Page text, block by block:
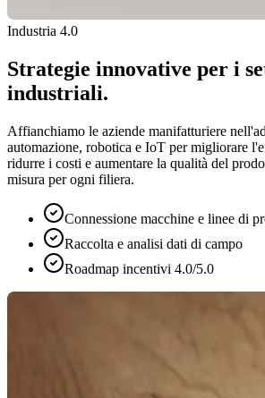
Industria 4.0
Strategie innovative per i
industriali.
Affianchiamo le aziende manifatturiere
automazione, robotica e IoT per migliorare
ridurre i costi e aumentare la qualità del
misura per ogni filiera.
Connessione macchine e linee di
Raccolta e analisi dati di campo
Roadmap incentivi 4.0/5.0